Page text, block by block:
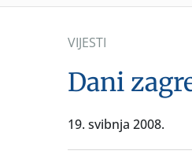
VIJESTI
Dani
19. svibnja 2008.